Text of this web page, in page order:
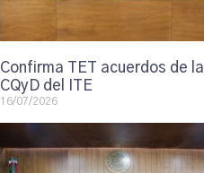
Confirma TET acuerdos de la
CQyD del ITE
16/07/2026